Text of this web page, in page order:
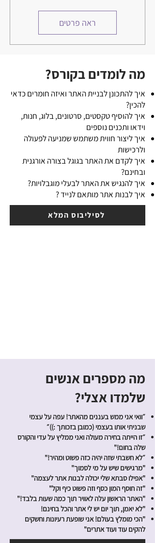
ראה פרטים
מה לומדים בקורס?
איך להתכונן לבניית האתר ואיזה חומרים כדאי
להכין?
איך להוסיף טקסטים, סרטונים, בלוג, חנות,
וידאו ותכנים נוספים
איך ליצור חווית משתמש שמניעה לפעולה
ולרכישות
איך לקדם את האתר בגוגל בצורה אורגנית
ובחינם?
איך להנגיש את האתר לבעלי מוגבלויות?
איך לבנות אתר מותאם לנייד ?
לסיליבוס המלא
מה מספרים אנשים
שלמדו אצלי?
״וואי אני ממש בעננים מהאתר! עפה על עצמי
שבניתי אותו בעצמי (כמובן בזכותך :))״
״זו הייתה בחירה מעולה ואני ממליץ על עדי והקורס
שלה בחום!"
״לא חשבתי שזה יהיה כזה פשוט ומהיר!"
"מרגישים שיש על מי לסמוך"
"אפילו סבתא שלי יכולה לבנות אתר לעצמה"
"זה חוסף המון כסף וזה פשוט כיף וקל"
"האתר הראשון עלה לאוויר תוך כמה שעות בלבד!"
"לא יאמן, תוך יום יש לי אתר והכל בחינם!
"הכי מומלץ בעולם! אני שופעת רעיונות וחשקים
להקים עוד ועוד אתרים"